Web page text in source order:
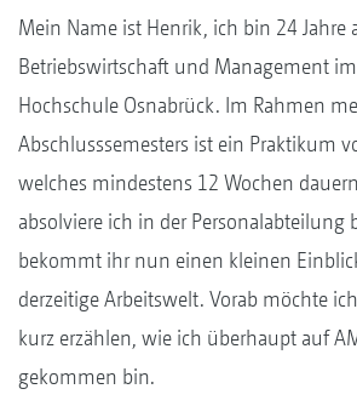
Mein Name ist Henrik, ich bin 24 Jahre
Betriebswirtschaft und Management
Hochschule Osnabrück. Im Rahmen
Abschlusssemesters ist ein Praktikum
welches mindestens 12 Wochen
absolviere ich in der Personalabteilung
bekommt ihr nun einen kleinen
derzeitige Arbeitswelt. Vorab möchte
kurz erzählen, wie ich überhaupt auf
gekommen bin.